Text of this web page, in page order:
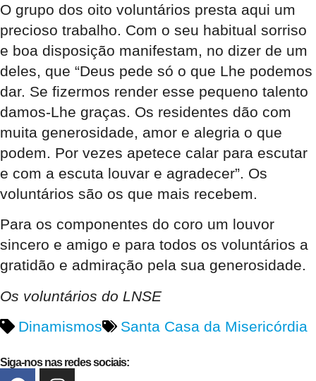
O grupo dos oito voluntários presta aqui um
precioso trabalho. Com o seu habitual sorriso
e boa disposição manifestam, no dizer de um
deles, que “Deus pede só o que Lhe podemos
dar. Se fizermos render esse pequeno talento
damos-Lhe graças. Os residentes dão com
muita generosidade, amor e alegria o que
podem. Por vezes apetece calar para escutar
e com a escuta louvar e agradecer”. Os
voluntários são os que mais recebem.
Para os componentes do coro um louvor
sincero e amigo e para todos os voluntários a
gratidão e admiração pela sua generosidade.
Os voluntários do LNSE
Dinamismos
Santa Casa da Misericórdia
Siga-nos nas redes sociais: